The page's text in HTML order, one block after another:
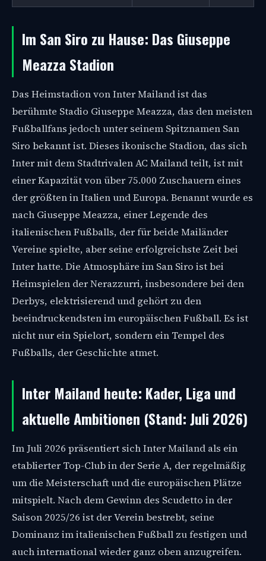
Im San Siro zu Hause: Das Giuseppe
Meazza Stadion
Das Heimstadion von Inter Mailand ist das
berühmte Stadio Giuseppe Meazza, das den meisten
Fußballfans jedoch unter seinem Spitznamen San
Siro bekannt ist. Dieses ikonische Stadion, das sich
Inter mit dem Stadtrivalen AC Mailand teilt, ist mit
einer Kapazität von über 75.000 Zuschauern eines
der größten in Italien und Europa. Benannt wurde es
nach Giuseppe Meazza, einer Legende des
italienischen Fußballs, der für beide Mailänder
Vereine spielte, aber seine erfolgreichste Zeit bei
Inter hatte. Die Atmosphäre im San Siro ist bei
Heimspielen der Nerazzurri, insbesondere bei den
Derbys, elektrisierend und gehört zu den
beeindruckendsten im europäischen Fußball. Es ist
nicht nur ein Spielort, sondern ein Tempel des
Fußballs, der Geschichte atmet.
Inter Mailand heute: Kader, Liga und
aktuelle Ambitionen (Stand: Juli 2026)
Im Juli 2026 präsentiert sich Inter Mailand als ein
etablierter Top-Club in der Serie A, der regelmäßig
um die Meisterschaft und die europäischen Plätze
mitspielt. Nach dem Gewinn des Scudetto in der
Saison 2025/26 ist der Verein bestrebt, seine
Dominanz im italienischen Fußball zu festigen und
auch international wieder ganz oben anzugreifen.